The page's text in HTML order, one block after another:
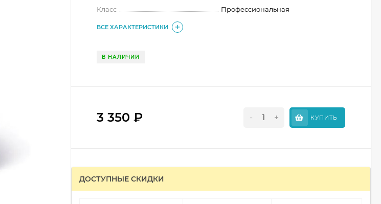
Класс
Профессиональная
ВСЕ ХАРАКТЕРИСТИКИ
В НАЛИЧИИ
3 350₽ - + КУПИТЬ
ДОСТУПНЫЕ СКИДКИ